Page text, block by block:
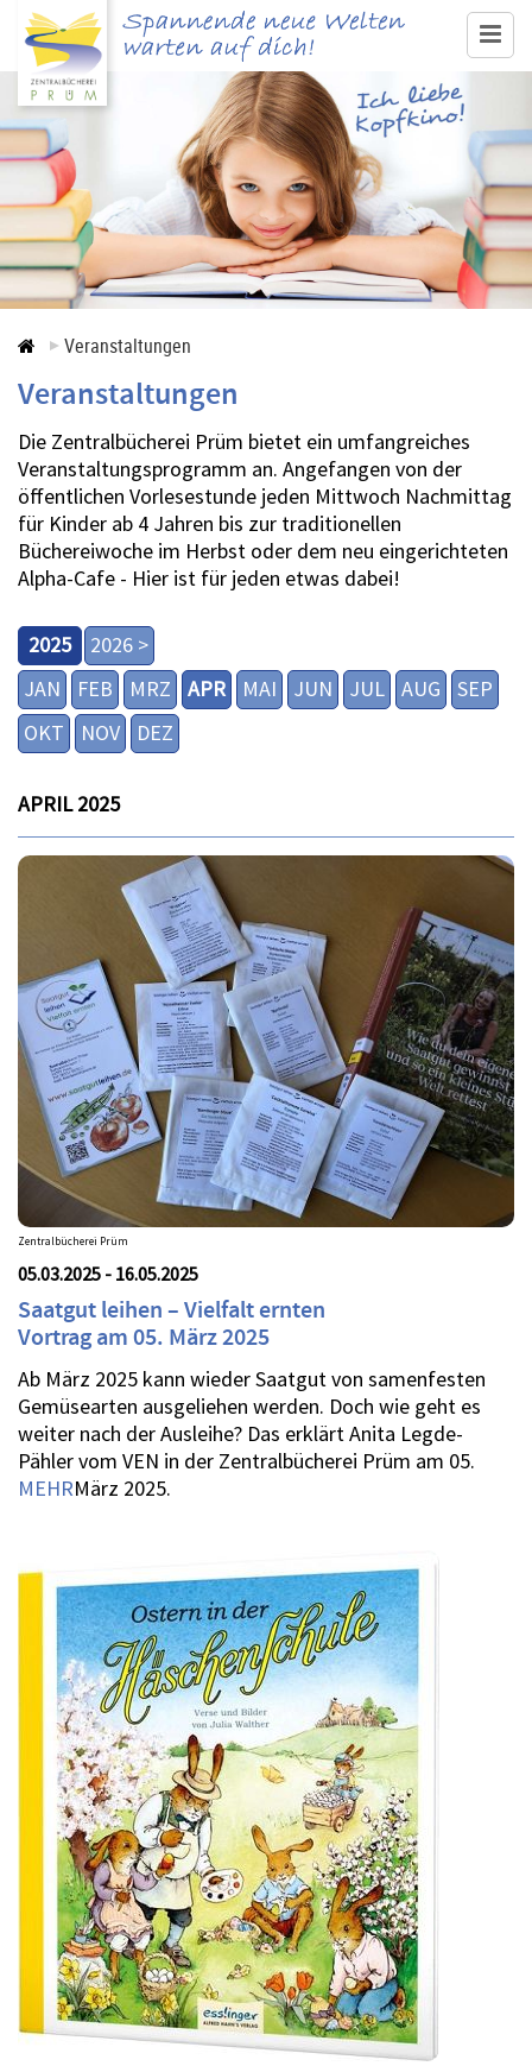
www.buecherei-pruem.de
Medienangebot & Recherche
Ausleihe
Service
Veranstaltungen
Kontakt
Veranstaltungen
Veranstaltungen
Die Zentralbücherei Prüm bietet ein umfangreiches
Veranstaltungsprogramm an. Angefangen von der
öffentlichen Vorlesestunde jeden Mittwoch Nachmittag
für Kinder ab 4 Jahren bis zur traditionellen
Büchereiwoche im Herbst oder dem neu eingerichteten
Alpha-Cafe - Hier ist für jeden etwas dabei!
2025
2026 >
JAN
FEB MRZ APR MAI JUN JUL AUG
SEP
OKT
NOV DEZ
APRIL 2025
Zentralbücherei Prüm
05.03.2025 - 16.05.2025
Saatgut leihen – Vielfalt ernten
Vortrag am 05. März 2025
Ab März 2025 kann wieder Saatgut von samenfesten
Gemüsearten ausgeliehen werden. Doch wie geht es
weiter nach der Ausleihe? Das erklärt Anita Legde-
Pähler vom VEN in der Zentralbücherei Prüm am 05.
März 2025.
MEHR